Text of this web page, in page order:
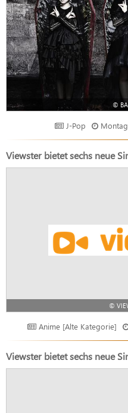
©
J-Pop
Viewster bietet sechs neue
©
Anime [Alte Kategorie]
Viewster bietet sechs neue